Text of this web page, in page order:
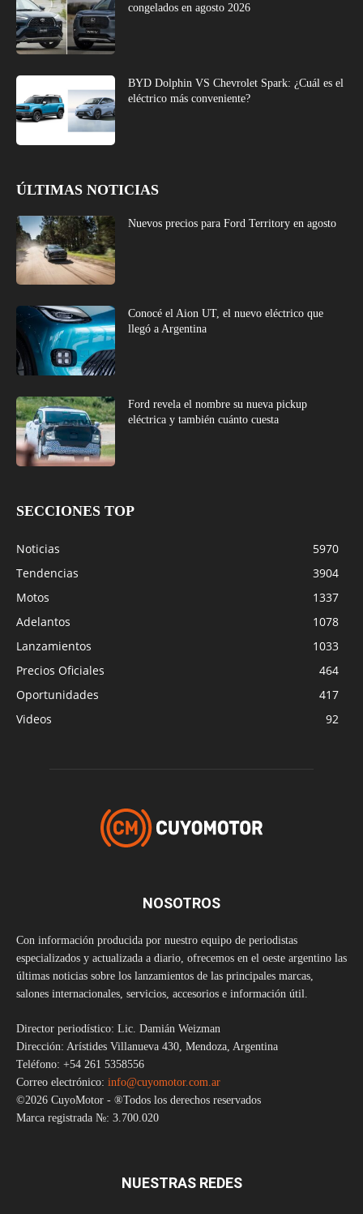
congelados en agosto 2026
BYD Dolphin VS Chevrolet Spark: ¿Cuál es el
eléctrico más conveniente?
ÚLTIMAS NOTICIAS
Nuevos precios para Ford Territory en agosto
Conocé el Aion UT, el nuevo eléctrico que
llegó a Argentina
Ford revela el nombre su nueva pickup
eléctrica y también cuánto cuesta
SECCIONES TOP
Noticias
5970
Tendencias
3904
Motos
1337
Adelantos
1078
Lanzamientos
1033
Precios Oficiales
464
Oportunidades
417
Videos
92
NOSOTROS
Con información producida por nuestro equipo de periodistas
especializados y actualizada a diario, ofrecemos en el oeste argentino las
últimas noticias sobre los lanzamientos de las principales marcas,
salones internacionales, servicios, accesorios e información útil.
Director periodístico: Lic. Damián Weizman
Dirección: Arístides Villanueva 430, Mendoza, Argentina
Teléfono: +54 261 5358556
Correo electrónico: info@cuyomotor.com.ar
©2026 CuyoMotor - ®Todos los derechos reservados
Marca registrada №: 3.700.020
NUESTRAS REDES